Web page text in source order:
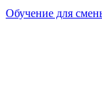
Обучение для